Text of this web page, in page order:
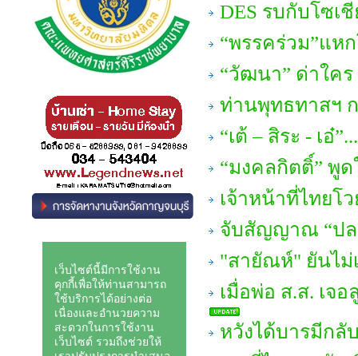
DES รบกับโซเ
“พรรคร่วม”แห
“วัฒนา” ด่าใคร
ท่านพุทธทาสฯ
“เต้ – สิระ - เอ๋
“มงคลกิตติ์” พู
เจ้าหน้าที่ไทยโ
จับสัญญาณ “ป
"สายัณห์" ยันไม่
เมื่อพ่อ ส.ส. เจ
หวังได้บารมีกลั